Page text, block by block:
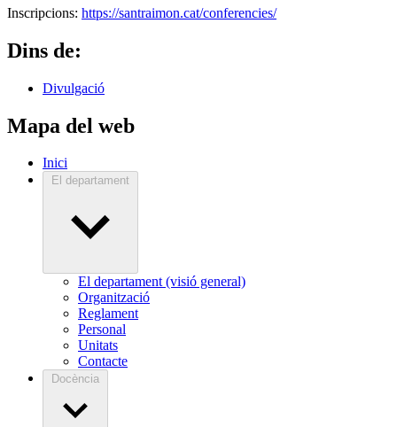
Inscripcions: https://santraimon.cat/conferencies/
Dins de:
Divulgació
Mapa del web
Inici
El departament
El departament (visió general)
Organització
Reglament
Personal
Unitats
Contacte
Docència